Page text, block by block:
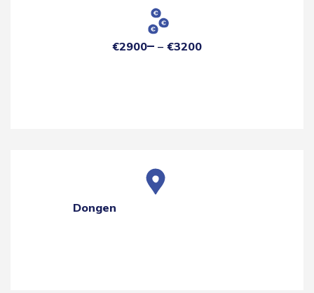
€2900 €3200
Dongen